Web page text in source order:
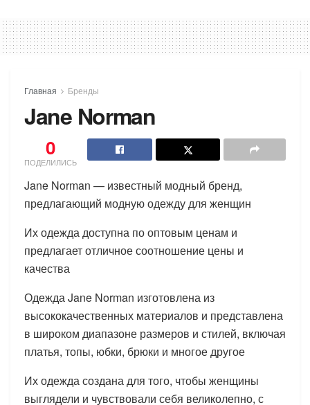
Главная Бренды
Jane Norman
0
ПОДЕЛИЛИСЬ
Jane Norman — известный модный бренд,
предлагающий модную одежду для женщин
Их одежда доступна по оптовым ценам и
предлагает отличное соотношение цены и
качества
Одежда Jane Norman изготовлена из
высококачественных материалов и представлена
в широком диапазоне размеров и стилей, включая
платья, топы, юбки, брюки и многое другое
Их одежда создана для того, чтобы женщины
выглядели и чувствовали себя великолепно, с